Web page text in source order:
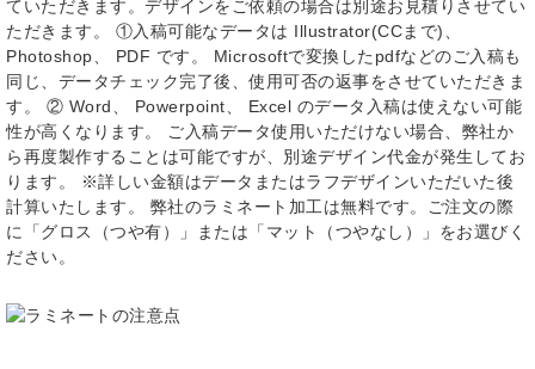
ていただきます。デザインをご依頼の場合は別途お見積りさせてい
ただきます。 ①入稿可能なデータは Illustrator(CCまで)、
Photoshop、 PDF です。 Microsoftで変換したpdfなどのご入稿も
同じ、データチェック完了後、使用可否の返事をさせていただきま
す。 ② Word、 Powerpoint、 Excel のデータ入稿は使えない可能
性が高くなります。 ご入稿データ使用いただけない場合、弊社か
ら再度製作することは可能ですが、別途デザイン代金が発生してお
ります。 ※詳しい金額はデータまたはラフデザインいただいた後
計算いたします。 弊社のラミネート加工は無料です。ご注文の際
に「グロス（つや有）」または「マット（つやなし）」をお選びく
ださい。